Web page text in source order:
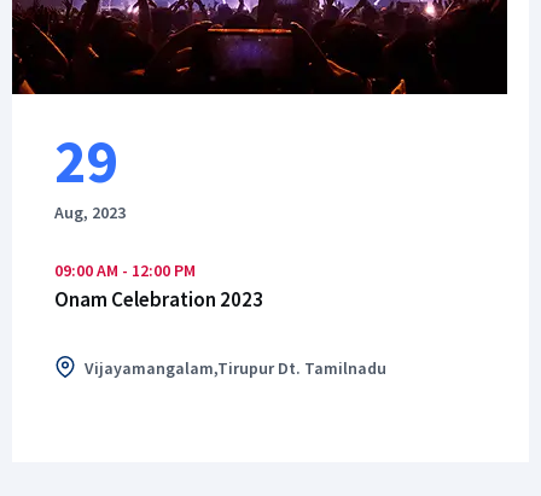
29
Aug, 2023
09:00 AM - 12:00 PM
Onam Celebration 2023
Vijayamangalam,Tirupur Dt. Tamilnadu